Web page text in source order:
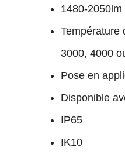
1480-
Température
3000, 4000
Pose en
Disponible
IP65
IK10